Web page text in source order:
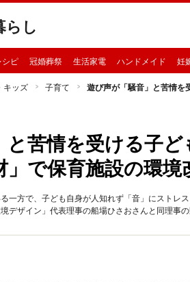
らし
シピ 冠婚葬祭 生活家電 ハンドメイド 妊
キッズ 子育て 遊び声が「騒音」と苦情を
と苦情を受ける子
」で保育施設の環境
一方で、子ども自身が人知れず「音」にストレ
デザイン」代表理事の船場ひさおさんと同理事の